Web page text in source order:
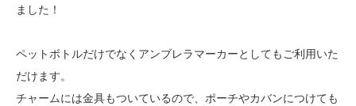
ました！
ペットボトルだけでなくアンブレラマーカーとしてもご利用いた
だけます。
チャームには金具もついているので、ポーチやカバンにつけても